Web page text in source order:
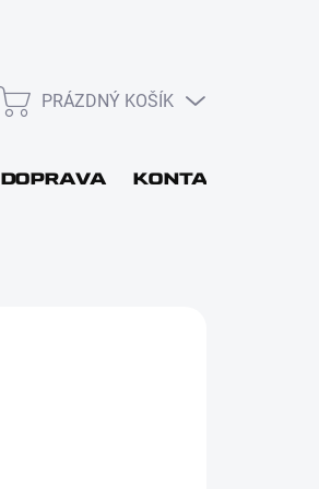
NÁKUPNÍ
PRÁZDNÝ KOŠÍK
DOPRAVA KONTAKT